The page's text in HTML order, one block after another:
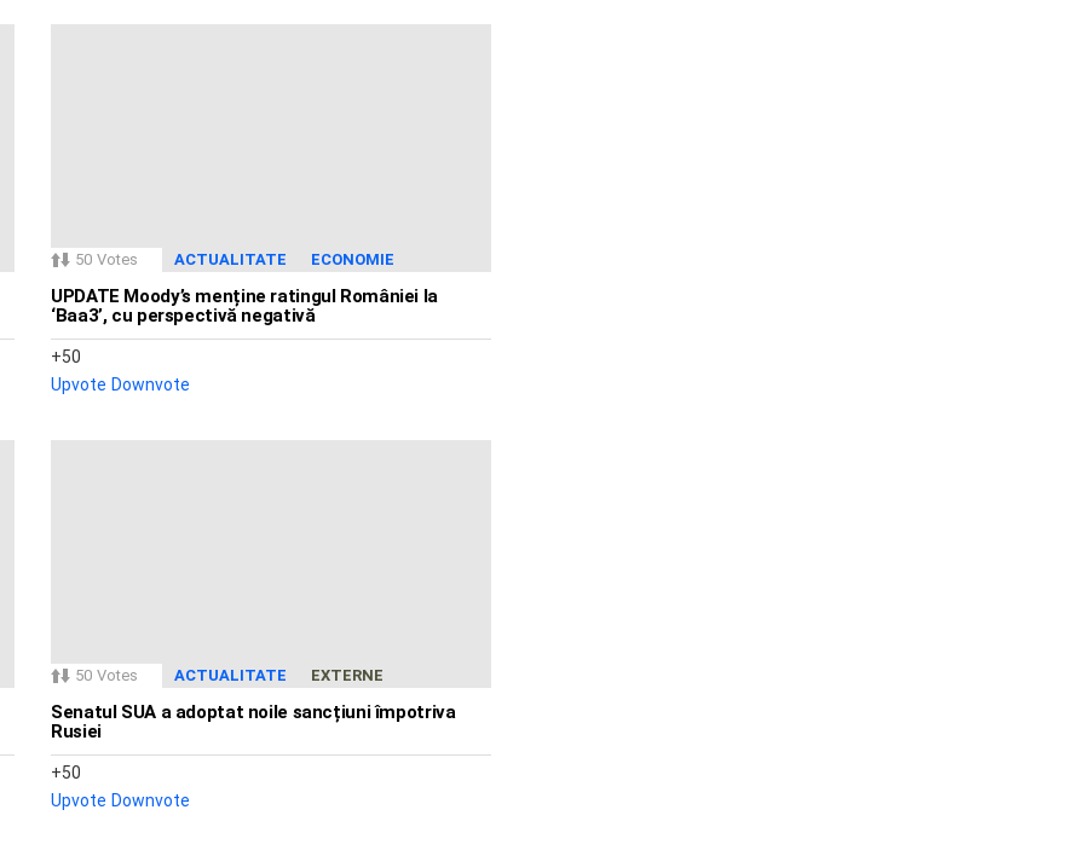
50 Votes ACTUALITATE ECONOMIE
UPDATE Moody’s menține ratingul României la
‘Baa3’, cu perspectivă negativă
50
Upvote Downvote
50 Votes ACTUALITATE EXTERNE
Senatul SUA a adoptat noile sancțiuni împotriva
Rusiei
50
Upvote Downvote